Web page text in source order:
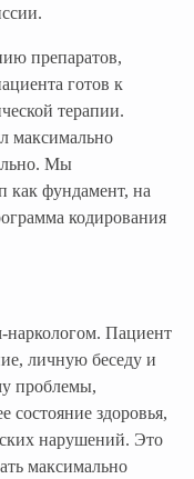
препаратов,
готов к
терапии.
максимально
Мы
как фундамент, на
кодирования
наркологом. Пациент
личную беседу и
проблемы,
состояние здоровья,
нарушений. Это
максимально